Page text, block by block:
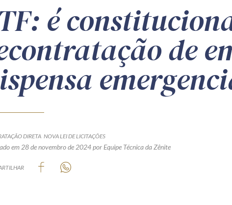
é
de
DIRETA NOVA LEI DE LICITAÇÕES
em 28 de novembro de 2024por Equipe Técnica da Zênite